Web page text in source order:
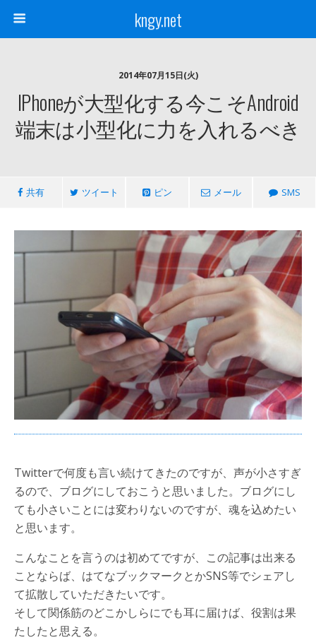
kngy.net
2014年07月15日(火)
IPhoneが大型化する今こそAndroid
端末は小型化に力を入れるべき
共有 ツイート ピン メール SMS
Twitterで何度も言い続けてきたのですが、声が小さすぎ
るので、ブログにしておこうと思いました。ブログにし
ても小さいことには変わりないのですが、魂を込めたい
と思います。
こんなことを言うのは初めてですが、この記事は出来る
ことならば、はてなブックマークとかSNS等でシェアし
て拡散していただきたいです。
そして関係筋のどこかしらにでも耳に届けば、役割は果
たしたと思える。